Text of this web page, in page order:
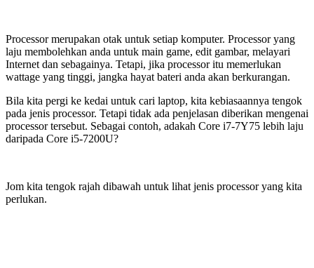
Processor merupakan otak untuk setiap komputer. Processor yang
laju membolehkan anda untuk main game, edit gambar, melayari
Internet dan sebagainya. Tetapi, jika processor itu memerlukan
wattage yang tinggi, jangka hayat bateri anda akan berkurangan.
Bila kita pergi ke kedai untuk cari laptop, kita kebiasaannya tengok
pada jenis processor. Tetapi tidak ada penjelasan diberikan mengenai
processor tersebut. Sebagai contoh, adakah Core i7-7Y75 lebih laju
daripada Core i5-7200U?
Jom kita tengok rajah dibawah untuk lihat jenis processor yang kita
perlukan.